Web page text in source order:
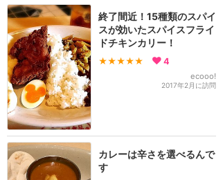
終了間近！15種類のスパイ
スが効いたスパイスフライ
ドチキンカリー！
★★★★★ 4
ecooo!
2017年2月に訪問
カレーは辛さを選べるんで
す